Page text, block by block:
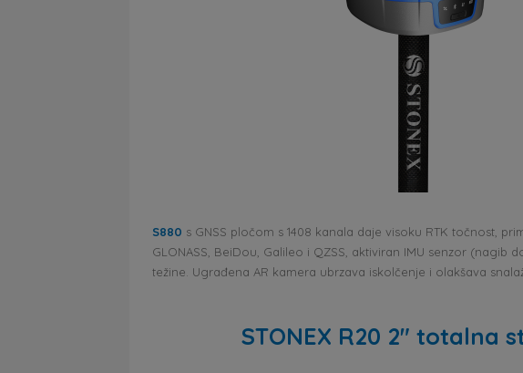
S880 s GNSS pločom s 1408 kanala daje visoku RTK točnost,
GLONASS, BeiDou, Galileo i QZSS, aktiviran IMU senzor (nagib
težine. Ugrađena AR kamera ubrzava iskolčenje i olakšava
STONEX R20 2″ totalna